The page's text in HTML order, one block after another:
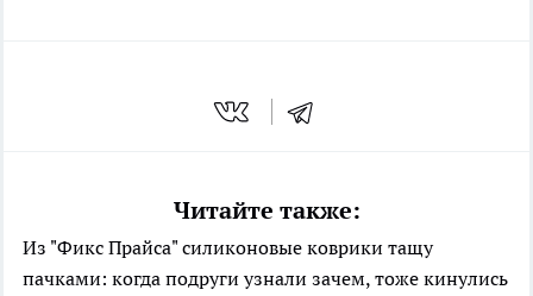
Читайте также:
Из "Фикс Прайса" силиконовые коврики тащу
пачками: когда подруги узнали зачем, тоже кинулись